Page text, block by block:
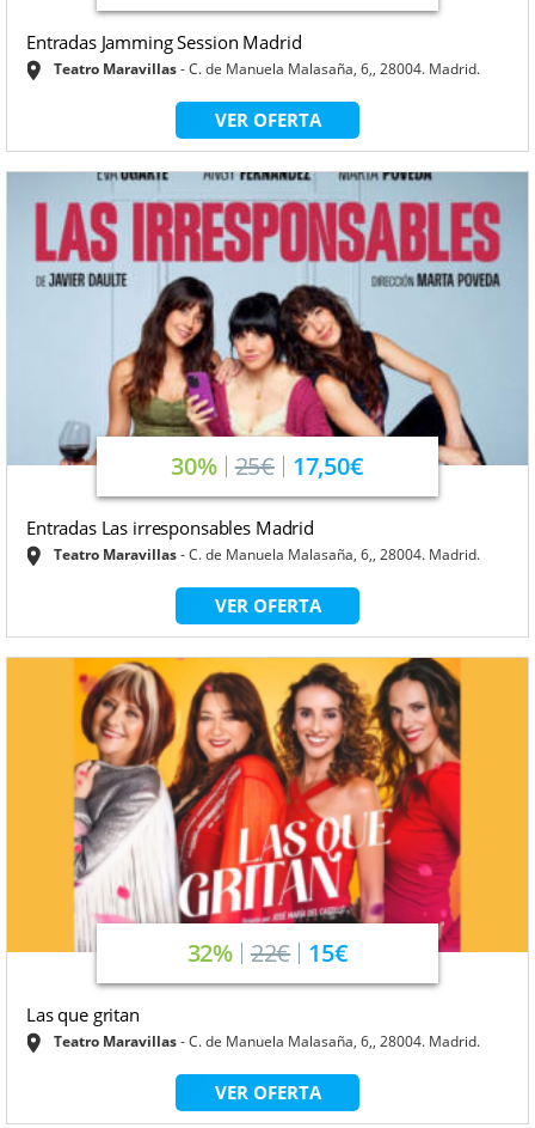
Entradas Jamming Session Madrid
Teatro Maravillas C. de Manuela Malasaña, 6,, 28004. Madrid.
VER OFERTA
30% 25€ 17,50€
Entradas Las irresponsables Madrid
Teatro Maravillas C. de Manuela Malasaña, 6,, 28004. Madrid.
VER OFERTA
32% 22€ 15€
Las que gritan
Teatro Maravillas C. de Manuela Malasaña, 6,, 28004. Madrid.
VER OFERTA